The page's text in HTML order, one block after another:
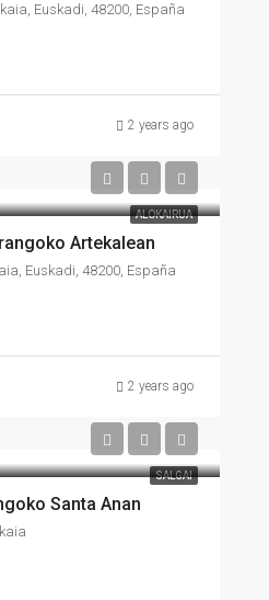
Euskadi, 48200, España
2 years ago
ALOKAIRUA
Artekalean
Euskadi, 48200, España
2 years ago
SALGAI
Santa Anan